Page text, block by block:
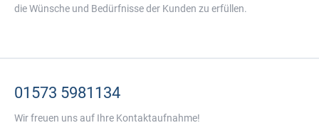
die Wünsche und Bedürfnisse der Kunden zu erfüllen.
01573 5981134
Wir freuen uns auf Ihre Kontaktaufnahme!